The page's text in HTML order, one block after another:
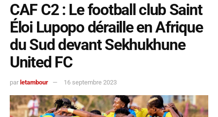
CAF C2 : Le football club Saint
Éloi Lupopo déraille en Afrique
du Sud devant Sekhukhune
United FC
par letambour 16 septembre 2023